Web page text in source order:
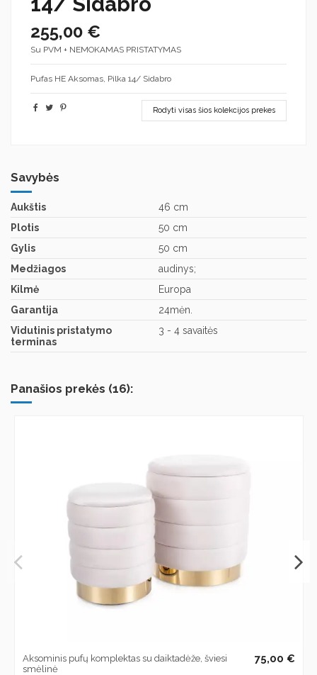
255,00 €
Su PVM + NEMOKAMAS PRISTATYMAS
Pufas HE Aksomas, Pilka 14/ Sidabro
Rodyti visas šios kolekcijos prekes
Savybės
Aukštis
46 cm
Plotis
50 cm
Gylis
50 cm
Medžiagos
audinys;
Kilmė
Europa
Garantija
24mėn.
Vidutinis pristatymo
terminas
3 - 4 savaitės
Panašios prekės (16):
Aksominis pufų komplektas su daiktadėže, šviesi
smėlinė
75,00 €